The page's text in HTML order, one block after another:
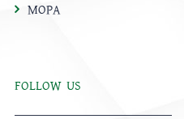
MOPA
FOLLOW US